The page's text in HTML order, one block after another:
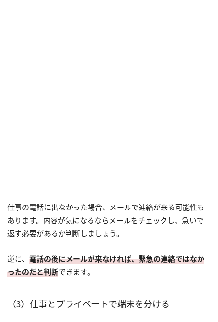
仕事の電話に出なかった場合、メールで連絡が来る可能性も
あります。内容が気になるならメールをチェックし、急いで
返す必要があるか判断しましょう。
逆に、 電話の後にメールが来なければ、緊急の連絡ではなか
ったのだと判断できます。
（3）仕事とプライベートで端末を分ける